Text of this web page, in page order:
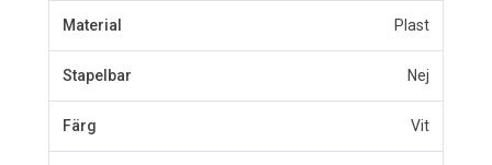
Material Plast
Stapelbar Nej
Färg Vit